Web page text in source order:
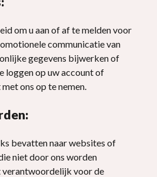
om u aan of af te melden voor
communicatie van
gegevens bijwerken of
loggen op uw account of
ons op te nemen.
bevatten naar websites of
niet door ons worden
verantwoordelijk voor de